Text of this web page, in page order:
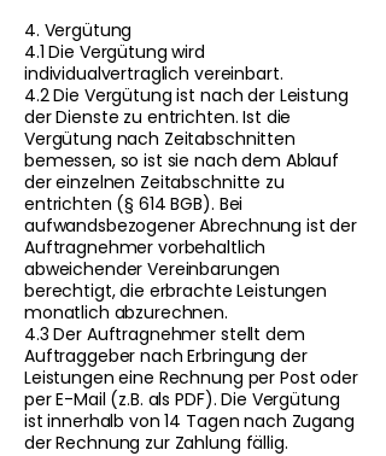
4. Vergütung
4.1 Die Vergütung wird
individualvertraglich vereinbart.
4.2 Die Vergütung ist nach der Leistung
der Dienste zu entrichten. Ist die
Vergütung nach Zeitabschnitten
bemessen, so ist sie nach dem Ablauf
der einzelnen Zeitabschnitte zu
entrichten (§ 614 BGB). Bei
aufwandsbezogener Abrechnung ist der
Auftragnehmer vorbehaltlich
abweichender Vereinbarungen
berechtigt, die erbrachte Leistungen
monatlich abzurechnen.
4.3 Der Auftragnehmer stellt dem
Auftraggeber nach Erbringung der
Leistungen eine Rechnung per Post oder
per E-Mail (z.B. als PDF). Die Vergütung
ist innerhalb von 14 Tagen nach Zugang
der Rechnung zur Zahlung fällig.